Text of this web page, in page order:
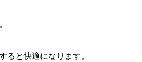
ると快適になります。